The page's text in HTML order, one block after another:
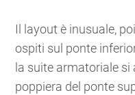
Il layout è inusuale,
ospiti sul ponte
la suite armatoriale
poppiera del ponte